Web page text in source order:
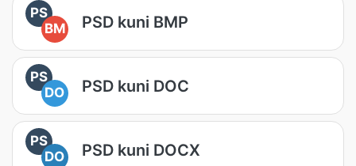
PS
BM
PSD kuni BMP
PS
DO
PSD kuni DOC
PS
DO
PSD kuni DOCX